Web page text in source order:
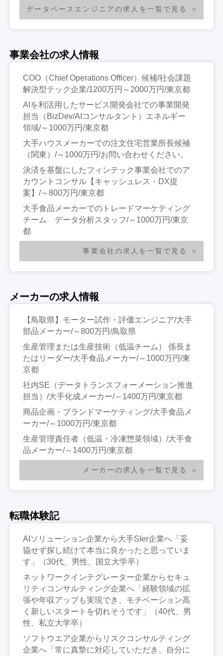
データベースエンジニアの求人を一覧で見る
事業会社の求人情報
COO（Chief Operations Officer）候補/社会課題
解決型テック企業/1200万円～2000万円/東京都
AIを利活用したサービス開発会社での事業開発
担当（BizDev/AIコンサルタント）エネルギー
領域/～1000万円/東京都
大手ハウスメーカーでの注文住宅営業所長候補
（関東）/～1000万円/お問い合わせください。
決済を基盤にしたフィンテック事業会社でのア
カウントコンサル【キャッシュレス・DX提
案】/～800万円/東京都
大手食品メーカーでのトレードマーケティング
チーム データ分析スタッフ/～1000万円/東京
都
事業会社の求人を一覧で見る
メーカーの求人情報
【鳥取県】モーター試作・評価エンジニア/大手
部品メーカー/～800万円/鳥取県
生産管理または生産技術（低温チーム） 係長ま
たはリーダー/大手食品メーカー/～1000万円/東
京都
社内SE（データトランスフォーメーション推進
担当）/大手化成メーカー/～1400万円/東京都
商品企画・ブランドマーケティング/大手食品メ
ーカー/～1000万円/東京都
生産管理責任者（低温・冷凍惣菜領域）/大手食
品メーカー/～1400万円/東京都
メーカーの求人を一覧で見る
転職体験記
AIソリューション企業から大手SIer企業へ「妥
協せず探し続けて本当に良かったと思っていま
す」（30代、男性、国立大学卒）
ネットワークインテグレーター企業からセキュ
リティコンサルティング企業へ「経験領域の拡
張や年収アップも実現でき、モチベーション高
く新しいスタートを切れそうです」（40代、男
性、私立大学卒）
ソフトウエア企業からリスクコンサルティング
企業へ「常に真摯に対応していただき、自分に